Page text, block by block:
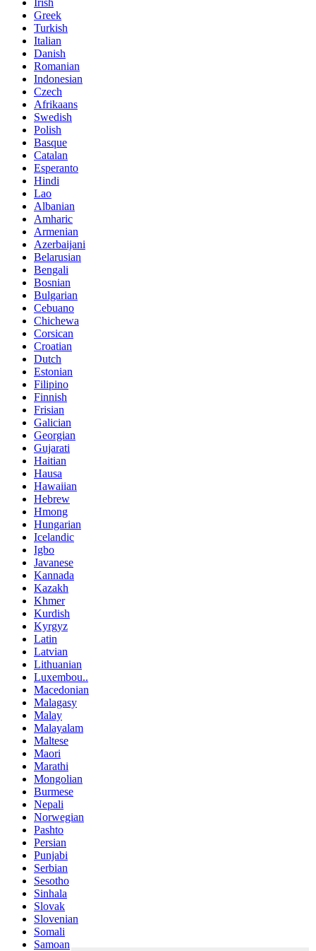
Irish
Greek
Turkish
Italian
Danish
Romanian
Indonesian
Czech
Afrikaans
Swedish
Polish
Basque
Catalan
Esperanto
Hindi
Lao
Albanian
Amharic
Armenian
Azerbaijani
Belarusian
Bengali
Bosnian
Bulgarian
Cebuano
Chichewa
Corsican
Croatian
Dutch
Estonian
Filipino
Finnish
Frisian
Galician
Georgian
Gujarati
Haitian
Hausa
Hawaiian
Hebrew
Hmong
Hungarian
Icelandic
Igbo
Javanese
Kannada
Kazakh
Khmer
Kurdish
Kyrgyz
Latin
Latvian
Lithuanian
Luxembou..
Macedonian
Malagasy
Malay
Malayalam
Maltese
Maori
Marathi
Mongolian
Burmese
Nepali
Norwegian
Pashto
Persian
Punjabi
Serbian
Sesotho
Sinhala
Slovak
Slovenian
Somali
Samoan